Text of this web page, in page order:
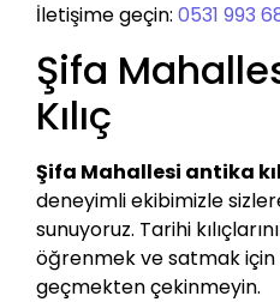
İletişime geçin: 0531 993
Şifa
Kılıç
Şifa Mahallesi antika
deneyimli ekibimizle
sunuyoruz. Tarihi
öğrenmek ve satmak
geçmekten çekinmeyin.